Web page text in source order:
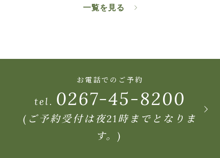
一覧を見る
お電話でのご予約
tel. 0267-45-8200
(ご予約受付は夜21時までとなりま
す。)